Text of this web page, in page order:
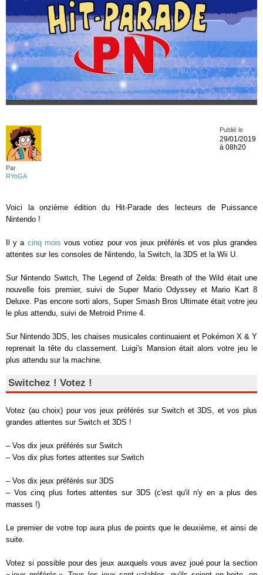
Par
RYoGA
Publié le
29/01/2019
à 08h20
Voici la onzième édition du Hit-Parade des lecteurs de Puissance
Nintendo !
Il y a cinq mois vous votiez pour vos jeux préférés et vos plus grandes
attentes sur les consoles de Nintendo, la Switch, la 3DS et la Wii U.
Sur Nintendo Switch, The Legend of Zelda: Breath of the Wild était une
nouvelle fois premier, suivi de Super Mario Odyssey et Mario Kart 8
Deluxe. Pas encore sorti alors, Super Smash Bros Ultimate était votre jeu
le plus attendu, suivi de Metroid Prime 4.
Sur Nintendo 3DS, les chaises musicales continuaient et Pokémon X & Y
reprenait la tête du classement. Luigi's Mansion était alors votre jeu le
plus attendu sur la machine.
Switchez ! Votez !
Votez (au choix) pour vos jeux préférés sur Switch et 3DS, et vos plus
grandes attentes sur Switch et 3DS !
– Vos dix jeux préférés sur Switch
– Vos dix plus fortes attentes sur Switch
– Vos dix jeux préférés sur 3DS
– Vos cinq plus fortes attentes sur 3DS (c'est qu'il n'y en a plus des
masses !)
Le premier de votre top aura plus de points que le deuxième, et ainsi de
suite.
Votez si possible pour des jeux auxquels vous avez joué pour la section